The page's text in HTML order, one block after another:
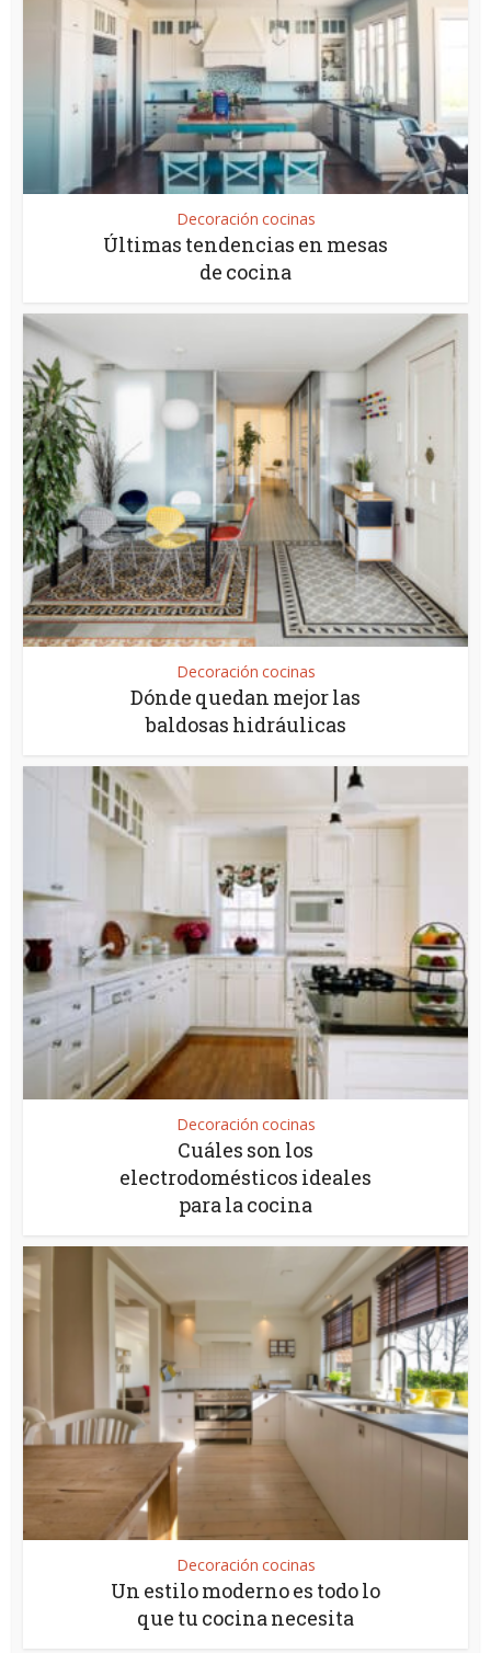
Decoración cocinas
Últimas tendencias en mesas
de cocina
Decoración cocinas
Dónde quedan mejor las
baldosas hidráulicas
Decoración cocinas
Cuáles son los
electrodomésticos ideales
para la cocina
Decoración cocinas
Un estilo moderno es todo lo
que tu cocina necesita